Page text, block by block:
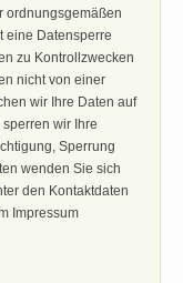
ordnungsgemäßen
eine Datensperre
zu Kontrollzwecken
nicht von einer
wir Ihre Daten auf
wir Ihre
Sperrung
wenden Sie sich
den Kontaktdaten
Impressum